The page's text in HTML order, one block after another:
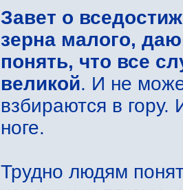
Завет о
зерна малого,
понять, что все
великой. И не
взбираются в
ноге.
Трудно людям